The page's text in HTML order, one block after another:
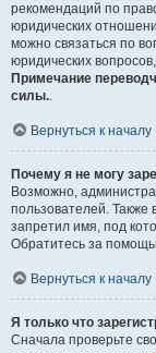
рекомендаций по
юридических
можно связаться по
юридических
Примечание
силы..
Вернуться к началу
Почему я не могу
Возможно,
пользователей. Также
запретил имя, под
Обратитесь за
Вернуться к началу
Я только что
Сначала проверьте